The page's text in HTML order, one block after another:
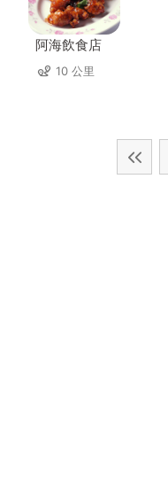
阿海飲食店
10 公里